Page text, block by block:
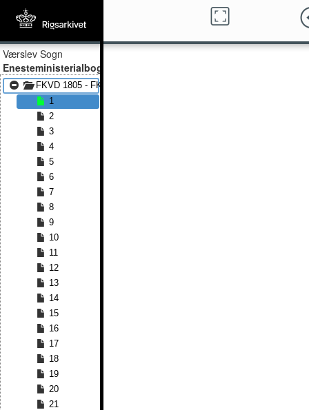
Værslev Sogn
Enesteministerialbog
FKVD 1805 - FKVD 1815
1
2
3
4
5
6
7
8
9
10
11
12
13
14
15
16
17
18
19
20
21